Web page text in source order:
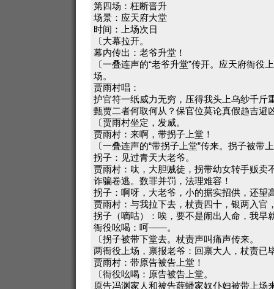
第四场：枉断晋升
场景：应天府大堂
时间：上场次日
〔大幕拉开。
幕内传出：老爷升堂！
〔一叠连声的“老爷升堂”传开。应天府衙役
场。
贾雨村唱：
护官符一纸威力无穷，压得我头上乌纱千斤
甄贾二者何取何从？保官位莫论真假趋吉避
〔贾雨村坐定，发威。
贾雨村：来啊，带拐子上堂！
〔一叠连声的“带拐子上堂”传来。拐子被带
拐子：见过青天大老爷。
贾雨村：呔，大胆贼徒，拐带幼女转手贩卖
诈骗卷逃。数罪并罚，法理难容！
拐子：啊呀，大老爷，小的据实招供，还望
贾雨村：与我拉下去，杖责四十，银两入官
拐子（嘀咕）：唉，要不是闹出人命，我早
衙役吆喝：呵——。
〔拐子被带下堂去。杖责声叫痛声传来。
两衙役上场，禀报老爷：回禀大人，杖责已
贾雨村：带原告被告上堂！
〔衙役吆喝：原告被告上堂。
原告冯渊家人和被告薛蟠家奴仆妇被带上场